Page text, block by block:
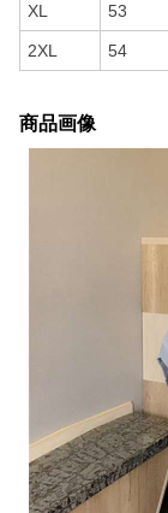
XL 53
2XL 54
商品画像